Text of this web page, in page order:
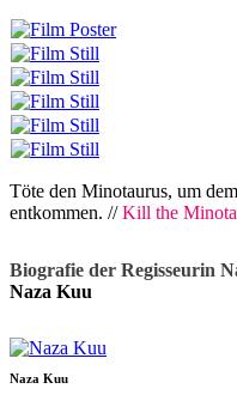
Töte den Minotaurus, um
entkommen. //Kill the
Biografie der Regisseurin
Naza Kuu
Naza Kuu